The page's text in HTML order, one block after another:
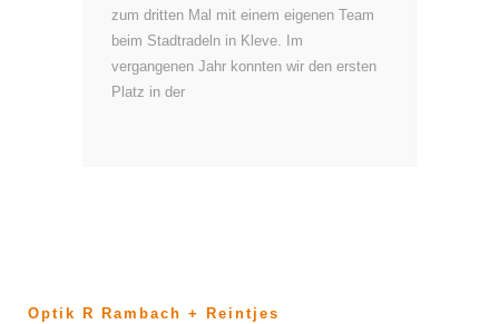
zum dritten Mal mit einem eigenen Team
beim Stadtradeln in Kleve. Im
vergangenen Jahr konnten wir den ersten
Platz in der
Optik R Rambach + Reintjes